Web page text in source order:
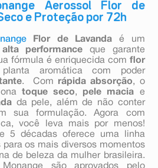
Aerossol Flor de
e Proteção por 72h
Flor de Lavanda é um
alta performance que garante
fórmula é enriquecida com flor
aromática com poder
. Com rápida absorção, o
toque seco, pele macia e
da pele, além de não conter
sua formulação. Agora com
você leva mais por menos!
5 décadas oferece uma linha
os mais diversos momentos
de beleza da mulher brasileira.
são aprovados pelo